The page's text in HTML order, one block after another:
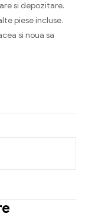
si depozitare.
piese incluse.
si noua sa